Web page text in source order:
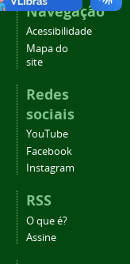
Navegação
Acessibilidade
Mapa do
site
Redes
sociais
YouTube
Facebook
Instagram
RSS
O que é?
Assine